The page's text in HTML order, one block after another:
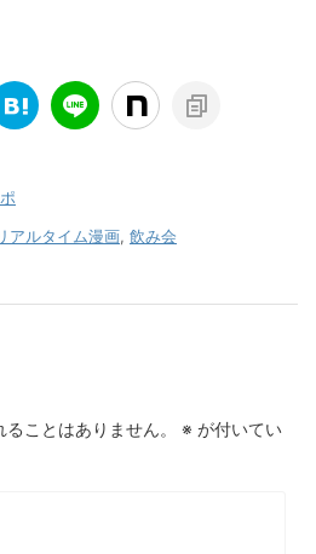
アルタイム漫画, 飲み会
ことはありません。 ※ が付いてい